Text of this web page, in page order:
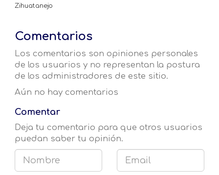
Zihuatanejo
Comentarios
Los comentarios son opiniones personales
de los usuarios y no representan la postura
de los administradores de este sitio.
Aún no hay comentarios
Comentar
Deja tu comentario para que otros usuarios
puedan saber tu opinión.